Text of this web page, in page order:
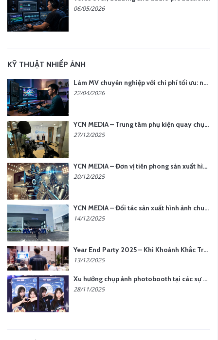
06/05/2026
KỸ THUẬT NHIẾP ẢNH
Làm MV chuyên nghiệp với chi phí tối ưu: nên chọn quay thực tế hay video AI?
22/04/2026
YCN MEDIA – Trung tâm phụ kiện quay chụp tại Hà Nội
27/12/2025
YCN MEDIA – Đơn vị tiên phong sản xuất hình ảnh & âm thanh bằng AI tại Hà Nội
20/12/2025
YCN MEDIA – Đối tác sản xuất hình ảnh chuyên nghiệp cho doanh nghiệp tại Hà Nội
14/12/2025
Year End Party 2025 – Khi Khoảnh Khắc Trở Thành Dấu Ấn | Gói Ưu Đãi Tháng 12 Từ YCN Media
13/12/2025
Xu hướng chụp ảnh photobooth tại các sự kiện hiện nay
28/11/2025